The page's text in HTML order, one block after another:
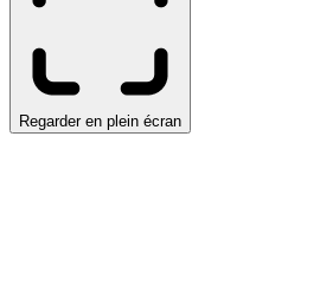
Regarder en plein écran